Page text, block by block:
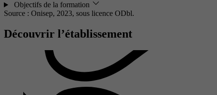
Objectifs de la formation
Source : Onisep, 2023, sous licence ODbl.
Découvrir l’établissement